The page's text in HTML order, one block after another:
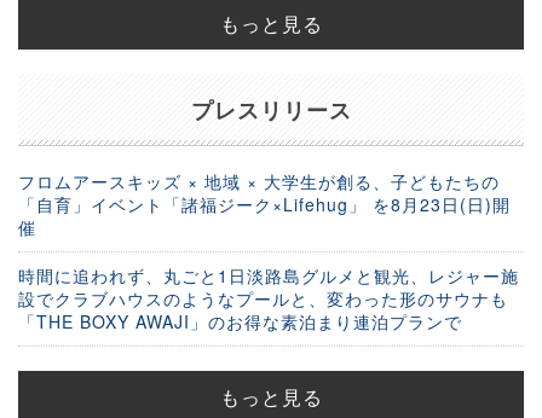
もっと見る
プレスリリース
フロムアースキッズ × 地域 × 大学生が創る、子どもたちの
「自育」イベント「諸福ジーク×Lifehug」 を8月23日(日)開
催
時間に追われず、丸ごと1日淡路島グルメと観光、レジャー施
設でクラブハウスのようなプールと、変わった形のサウナも
「THE BOXY AWAJI」のお得な素泊まり連泊プランで
もっと見る